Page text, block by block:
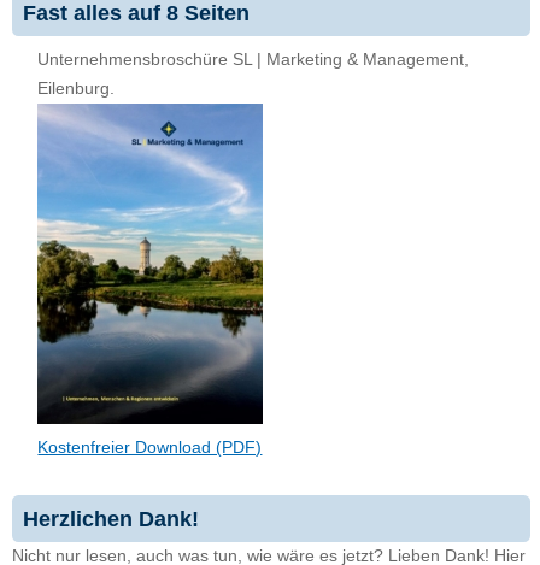
Fast alles auf 8 Seiten
Unternehmensbroschüre SL | Marketing & Management,
Eilenburg.
Kostenfreier Download (PDF)
Herzlichen Dank!
Nicht nur lesen, auch was tun, wie wäre es jetzt? Lieben Dank! Hier